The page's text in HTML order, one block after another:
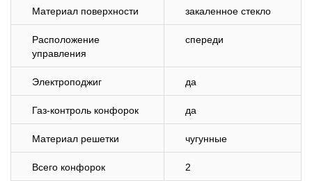
Материал поверхности закаленное стекло
Расположение
управления
спереди
Электроподжиг да
Газ-контроль конфорок да
Материал решетки чугунные
Всего конфорок 2